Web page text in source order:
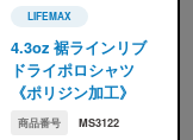
ヤ ホワイト
ス)
LIFEMAX
LIFEMAX(ライフマック
4.3oz 裾ラインリブ
ドライポロシャツ
《ポリジン加工》
商品番号 MS3122